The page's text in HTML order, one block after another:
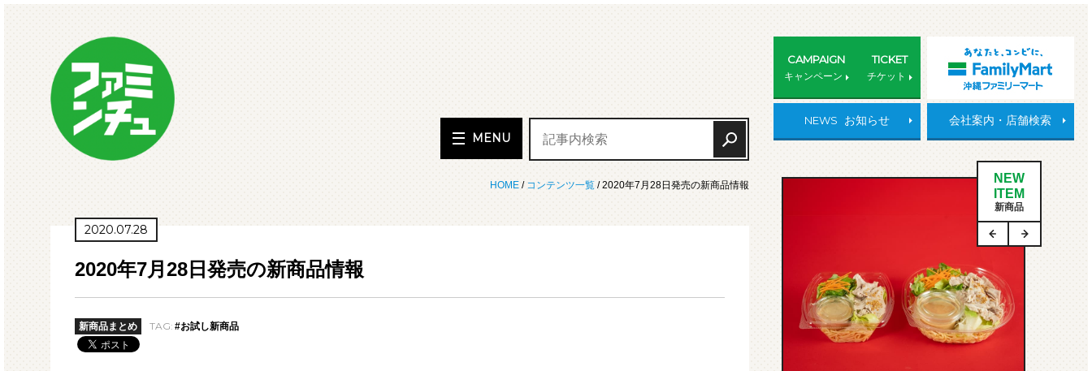
MENU
CAMPAIGN
キャンペーン
TICKET
チケット
NEWS お知らせ 会社案内・店舗検索
HOME / コンテンツ一覧 / 2020年7月28日発売の新商品情報
2020.07.28
2020年7月28日発売の新商品情報
新商品まとめ TAG: #お試し新商品
NEW
ITEM
新商品